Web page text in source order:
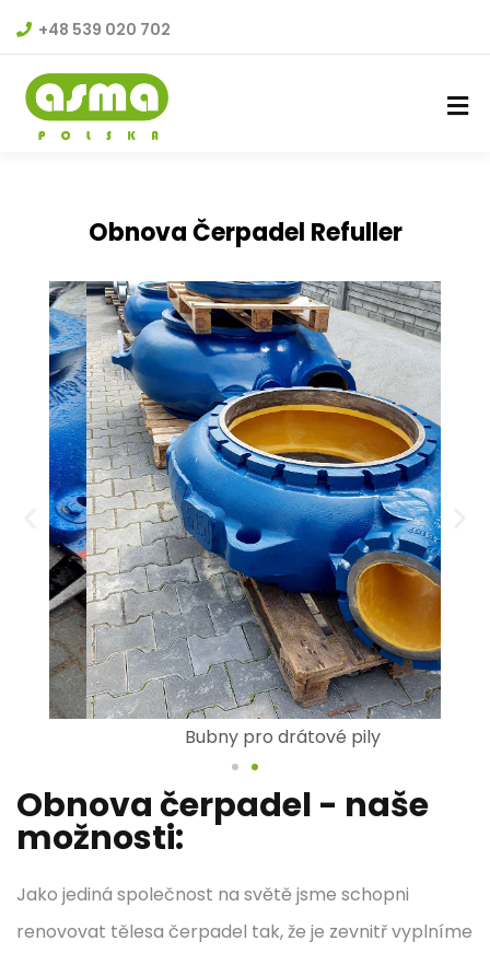
+48 539 020 702
Obnova Čerpadel Refuller
Bubny pro drátové pily
Obnova čerpadel - naše
možnosti:
Jako jediná společnost na světě jsme schopni
renovovat tělesa čerpadel tak, že je zevnitř vyplníme